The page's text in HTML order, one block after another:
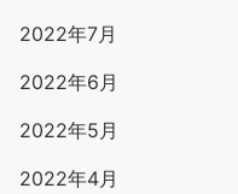
2022年7月
2022年6月
2022年5月
2022年4月